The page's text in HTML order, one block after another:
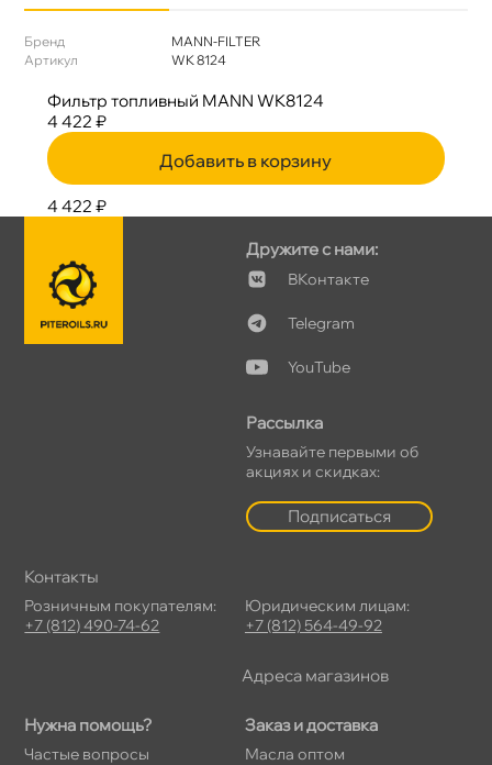
Бренд
MANN-FILTER
Артикул
WK 8124
Фильтр топливный MANN WK8124
4 422 ₽
Добавить в корзину
4 422 ₽
Нужна помощь?
Частые вопросы
Заказ и доставка
Масла оптом
Дружите с нами:
Контакте
Telegram
YouTube
Рассылка
Узнавайте первыми о
акциях и скидках:
Подписаться
Контакты
Розничным покупателям:
+7 (812) 490-74-62
Юридическим лицам:
+7 (812) 564-49-92
Адреса магазино